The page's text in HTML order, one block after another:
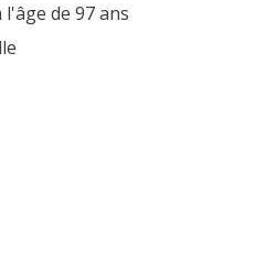
l'âge de 97 ans